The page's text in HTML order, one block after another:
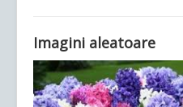
Imagini aleatoare